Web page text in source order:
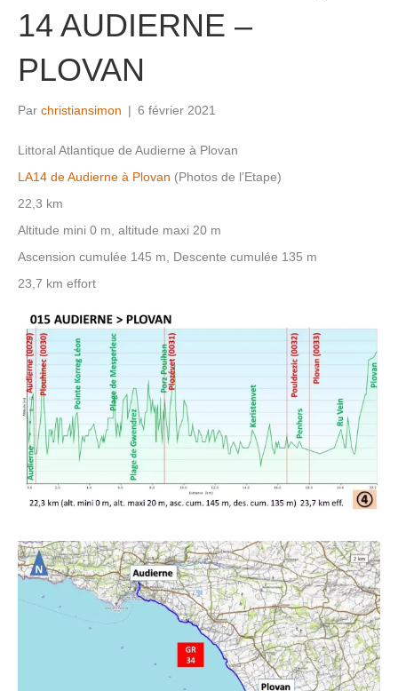
14 AUDIERNE –
PLOVAN
Par christiansimon | 6 février 2021
Littoral Atlantique de Audierne à Plovan
LA14 de Audierne à Plovan (Photos de l’Etape)
22,3 km
Altitude mini 0 m, altitude maxi 20 m
Ascension cumulée 145 m, Descente cumulée 135 m
23,7 km effort